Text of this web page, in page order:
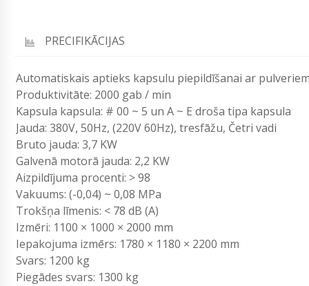
PRECIFIKĀCIJAS
Automatiskais aptieks kapsulu piepildīšanai ar pulveriem
Produktivitāte: 2000 gab / min
Kapsula kapsula: # 00 ~ 5 un A ~ E droša tipa kapsula
Jauda: 380V, 50Hz, (220V 60Hz), tresfāžu, Četri vadi
Bruto jauda: 3,7 KW
Galvenā motorā jauda: 2,2 KW
Aizpildījuma procenti: > 98
Vakuums: (-0,04) ~ 0,08 MPa
Trokšņa līmenis: < 78 dB (A)
Izmēri: 1100 × 1000 × 2000 mm
Iepakojuma izmērs: 1780 × 1180 × 2200 mm
Svars: 1200 kg
Piegādes svars: 1300 kg